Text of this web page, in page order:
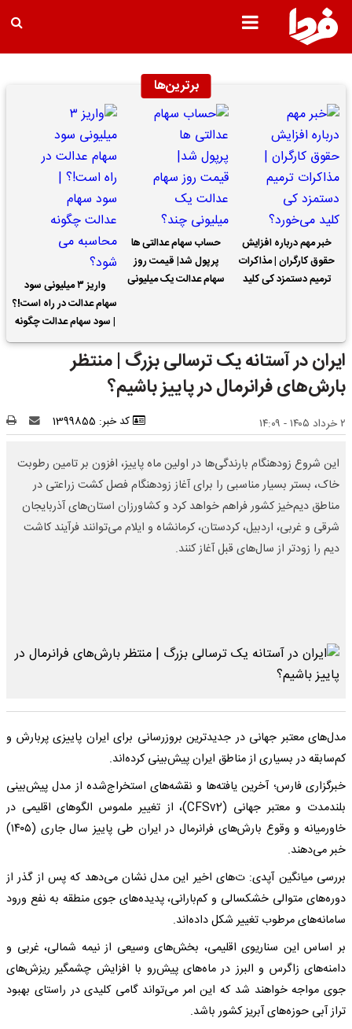
برترین‌ها
خبر مهم درباره افزایش
حقوق کارگران | مذاکرات
ترمیم دستمزد کی کلید
حساب سهام عدالتی ها
پرپول شد| قیمت روز
سهام عدالت یک میلیونی
واریز ۳ میلیونی سود
سهام عدالت در راه است!؟
| سود سهام عدالت چگونه
محاسبه می شود؟
ایران در آستانه یک ترسالی بزرگ | منتظر
بارش‌های فرانرمال در پاییز باشیم؟
۲ خرداد ۱۴۰۵ - ۱۴:۰۹ کد خبر: 1399855
این شروع زودهنگام بارندگی‌ها در اولین ماه پاییز، افزون بر تامین رطوبت
خاک، بستر بسیار مناسبی را برای آغاز زودهنگام فصل کشت زراعتی در
مناطق دیم‌خیز کشور فراهم خواهد کرد و کشاورزان استان‌های آذربایجان
شرقی و غربی، اردبیل، کردستان، کرمانشاه و ایلام می‌توانند فرآیند کاشت
دیم را زودتر از سال‌های قبل آغاز کنند.
مدل‌های معتبر جهانی در جدید‌ترین بروزرسانی برای ایران پاییزی پربارش و
کم‌سابقه در بسیاری از مناطق ایران پیش‌بینی کرده‌اند.
خبرگزاری فارس؛ آخرین یافته‌ها و نقشه‌های استخراج‌شده از مدل پیش‌بینی
بلندمدت و معتبر جهانی (CFSv2)، از تغییر ملموس الگوهای اقلیمی در
خاورمیانه و وقوع بارش‌های فرانرمال در ایران طی پاییز سال جاری (۱۴۰۵)
خبر می‌دهند.
بررسی میانگین آپدی: ت‌های اخیر این مدل نشان می‌دهد که پس از گذر از
دوره‌های متوالی خشکسالی و کم‌بارانی، پدیده‌های جوی منطقه به نفع ورود
سامانه‌های مرطوب تغییر شکل داده‌اند.
بر اساس این سناریوی اقلیمی، بخش‌های وسیعی از نیمه شمالی، غربی و
دامنه‌های زاگرس و البرز در ماه‌های پیش‌رو با افزایش چشمگیر ریزش‌های
جوی مواجه خواهند شد که این امر می‌تواند گامی کلیدی در راستای بهبود
تراز آبی حوزه‌های آبریز کشور باشد.